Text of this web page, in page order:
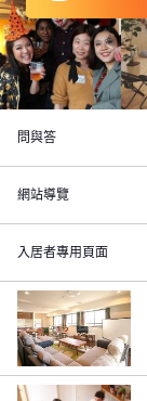
問與答
網站導覽
入居者專用頁面